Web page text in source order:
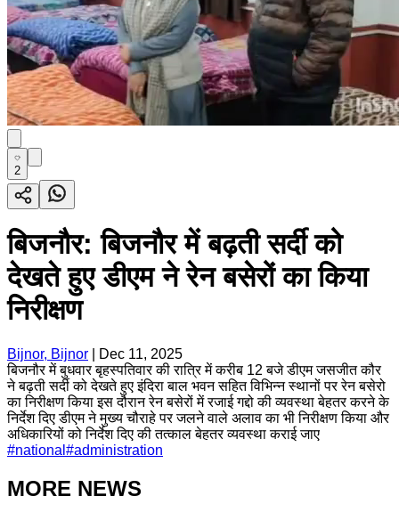
2
बिजनौर: बिजनौर में बढ़ती सर्दी को
देखते हुए डीएम ने रेन बसेरों का किया
निरीक्षण
Bijnor, Bijnor
Dec 11, 2025
बिजनौर में बुधवार बृहस्पतिवार की रात्रि में करीब 12 बजे डीएम जसजीत कौर
ने बढ़ती सर्दी को देखते हुए इंदिरा बाल भवन सहित विभिन्न स्थानों पर रेन बसेरो
का निरीक्षण किया इस दौरान रेन बसेरों में रजाई गद्दो की व्यवस्था बेहतर करने के
निर्देश दिए डीएम ने मुख्य चौराहे पर जलने वाले अलाव का भी निरीक्षण किया और
अधिकारियों को निर्देश दिए की तत्काल बेहतर व्यवस्था कराई जाए
#national #administration
MORE NEWS